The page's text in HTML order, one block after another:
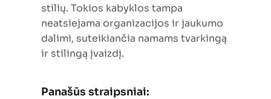
stilių. Tokios kabyklos tampa
neatsiejama organizacijos ir jaukumo
dalimi, suteikiančia namams tvarkingą
ir stilingą įvaizdį.
Panašūs straipsniai: